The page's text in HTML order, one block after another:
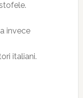
invece
italiani.